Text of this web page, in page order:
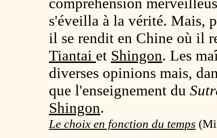
s'éveilla à la vérité. Mais,
il se rendit en Chine où il
Tiantai et Shingon. Les
diverses opinions mais,
que l'enseignement du
Shingon.
Le choix en fonction du temps